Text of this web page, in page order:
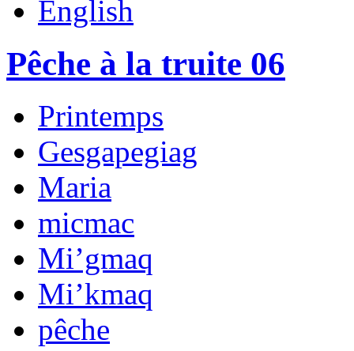
English
Pêche à la truite 06
Printemps
Gesgapegiag
Maria
micmac
Mi’gmaq
Mi’kmaq
pêche